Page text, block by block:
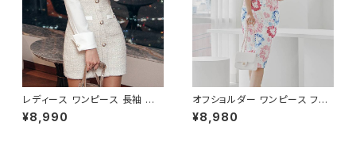
レディース ワンピース 長袖 シャ
ツワンピース ツイード切替 ミニ
ワンピース 上品 フォーマル ホ
¥8,990
オフショルダー ワンピース フラ
ワー柄 タイトワンピース ドレス
花柄ワンピ 春夏 エレガント 大
¥8,980